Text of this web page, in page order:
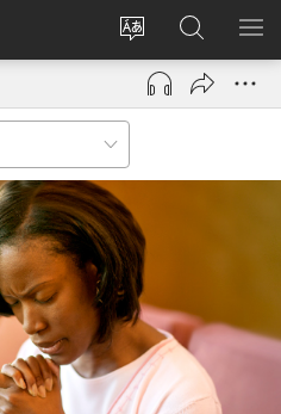
Modificare
lingua
Accedi
(apre
nuova
finestra)
Cerca
in
JW.ORG